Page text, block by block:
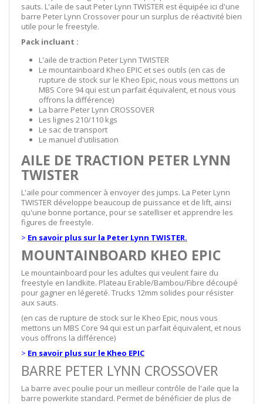
sauts. L'aile de saut Peter Lynn TWISTER est équipée ici d'une
barre Peter Lynn Crossover pour un surplus de réactivité bien
utile pour le freestyle.
Pack incluant :
L'aile de traction Peter Lynn TWISTER
Le mountainboard Kheo EPIC et ses outils (en cas de
rupture de stock sur le Kheo Epic, nous vous mettons un
MBS Core 94 qui est un parfait équivalent, et nous vous
offrons la différence)
La barre Peter Lynn CROSSOVER
Les lignes 210/110 kgs
Le sac de transport
Le manuel d'utilisation
AILE DE TRACTION PETER LYNN
TWISTER
L'aile pour commencer à envoyer des jumps. La Peter Lynn
TWISTER développe beaucoup de puissance et de lift, ainsi
qu'une bonne portance, pour se satelliser et apprendre les
figures de freestyle.
> En savoir plus sur la Peter Lynn TWISTER.
MOUNTAINBOARD KHEO EPIC
Le mountainboard pour les adultes qui veulent faire du
freestyle en landkite. Plateau Erable/Bambou/Fibre découpé
pour gagner en légereté. Trucks 12mm solides pour résister
aux sauts.
(en cas de rupture de stock sur le Kheo Epic, nous vous
mettons un MBS Core 94 qui est un parfait équivalent, et nous
vous offrons la différence)
> En savoir plus sur le Kheo EPIC
BARRE PETER LYNN CROSSOVER
La barre avec poulie pour un meilleur contrôle de l'aile que la
barre powerkite standard. Permet de bénéficier de plus de